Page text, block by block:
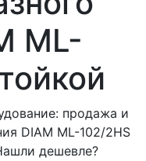
ML-
продажа и
DIAM ML-102/2HS
дешевле?